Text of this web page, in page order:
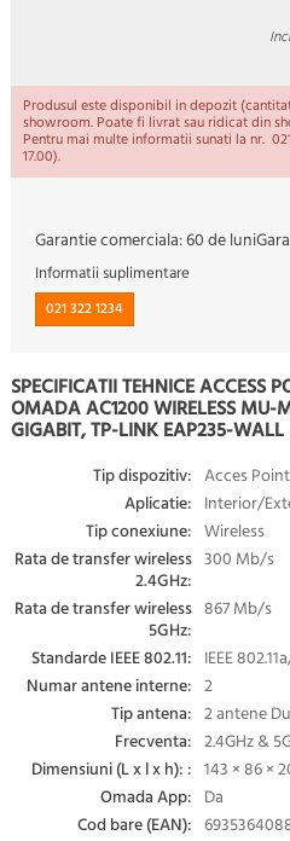
Produsul este disponibil in depozit
showroom. Poate fi livrat sau ridicat din
Pentru mai multe informatii sunati la nr.
17.00).
Garantie comerciala:60 de luni
Informatii suplimentare
021 322 1234
SPECIFICATII TEHNICE ACCESS
OMADA AC1200 WIRELESS MU-
GIGABIT, TP-LINK EAP235-WALL
Tip dispozitiv: Acces Point
Aplicatie: Interior/
Tip conexiune: Wireless
Rata de transfer wireless
2.4GHz:
300 Mb/s
Rata de transfer wireless
5GHz:
867 Mb/s
Standarde IEEE 802.11: IEEE
Numar antene interne: 2
Tip antena: 2 antene
Frecventa: 2.4GHz &
Dimensiuni (L x l x h): : 143 × 86 ×
Omada App: Da
Cod bare (EAN):